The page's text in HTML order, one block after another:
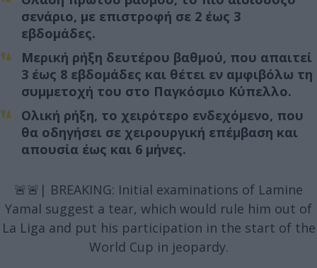
σενάριο, με επιστροφή σε 2 έως 3
εβδομάδες.
Μερική ρήξη δευτέρου βαθμού, που απαιτεί
3 έως 8 εβδομάδες και θέτει εν αμφιβόλω τη
συμμετοχή του στο Παγκόσμιο Κύπελλο.
Ολική ρήξη, το χειρότερο ενδεχόμενο, που
θα οδηγήσει σε χειρουργική επέμβαση και
απουσία έως και 6 μήνες.
🚨🚨| BREAKING: Initial examinations of Lamine
Yamal suggest a tear, which would rule him out of
La Liga and put his participation in the start of the
World Cup in jeopardy.